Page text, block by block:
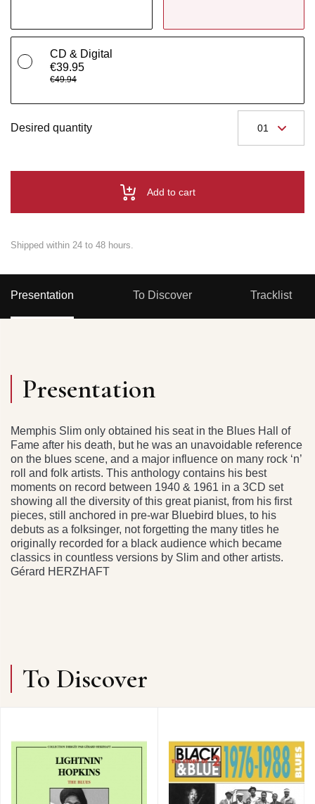
CD & Digital
€39.95
€49.94
Desired quantity
Add to cart
Shipped within 24 to 48 hours.
Presentation To Discover Tracklist
Presentation
Memphis Slim only obtained his seat in the Blues Hall of
Fame after his death, but he was an unavoidable reference
on the blues scene, and a major influence on many rock ‘n’
roll and folk artists. This anthology contains his best
moments on record between 1940 & 1961 in a 3CD set
showing all the diversity of this great pianist, from his first
pieces, still anchored in pre-war Bluebird blues, to his
debuts as a folksinger, not forgetting the many titles he
originally recorded for a black audience which became
classics in countless versions by Slim and other artists.
Gérard HERZHAFT
To Discover